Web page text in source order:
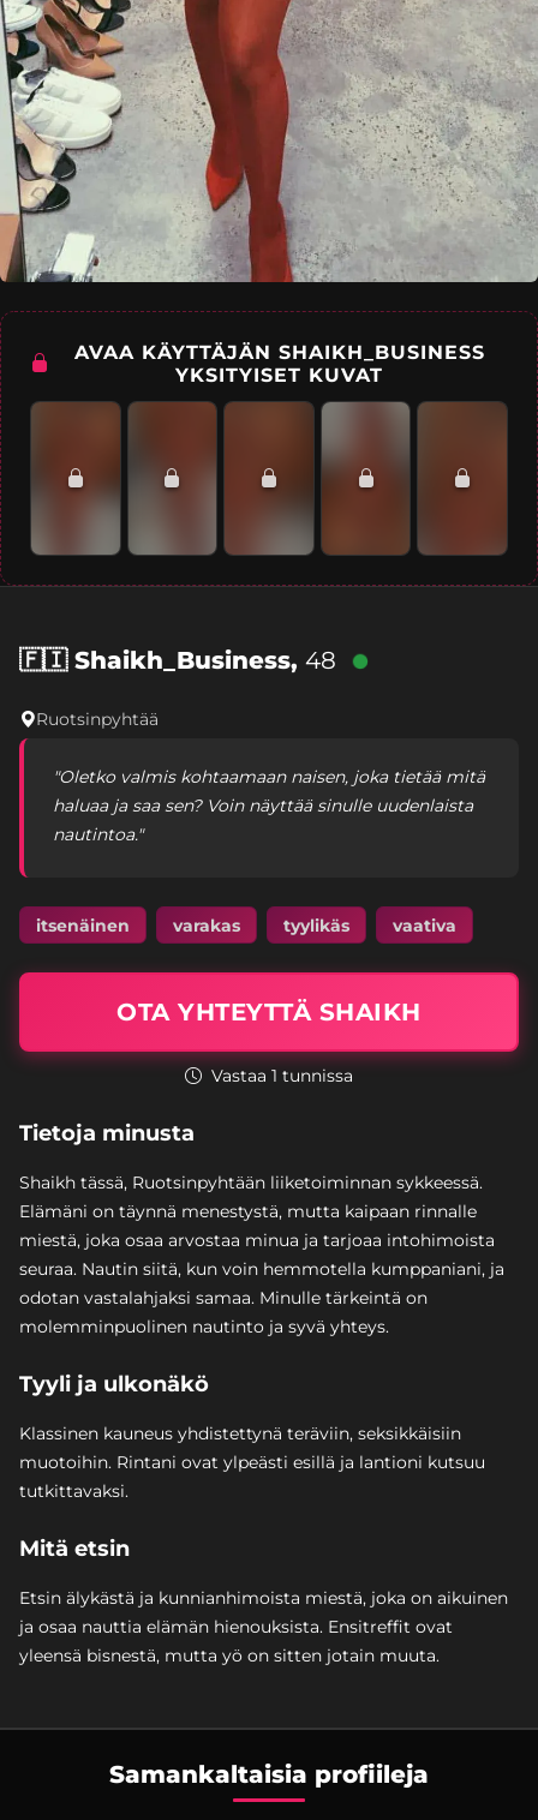
AVAA KÄYTTÄJÄN SHAIKH_BUSINESS
YKSITYISET KUVAT
🇫🇮Shaikh_Business, 48
Ruotsinpyhtää
"Oletko valmis kohtaamaan naisen, joka tietää mitä
haluaa ja saa sen? Voin näyttää sinulle uudenlaista
nautintoa."
itsenäinen varakas tyylikäs vaativa
OTA YHTEYTTÄ SHAIKH
Vastaa 1 tunnissa
Tietoja minusta
Shaikh tässä, Ruotsinpyhtään liiketoiminnan sykkeessä.
Elämäni on täynnä menestystä, mutta kaipaan rinnalle
miestä, joka osaa arvostaa minua ja tarjoaa intohimoista
seuraa. Nautin siitä, kun voin hemmotella kumppaniani, ja
odotan vastalahjaksi samaa. Minulle tärkeintä on
molemminpuolinen nautinto ja syvä yhteys.
Tyyli ja ulkonäkö
Klassinen kauneus yhdistettynä teräviin, seksikkäisiin
muotoihin. Rintani ovat ylpeästi esillä ja lantioni kutsuu
tutkittavaksi.
Mitä etsin
Etsin älykästä ja kunnianhimoista miestä, joka on aikuinen
ja osaa nauttia elämän hienouksista. Ensitreffit ovat
yleensä bisnestä, mutta yö on sitten jotain muuta.
Samankaltaisia profiileja